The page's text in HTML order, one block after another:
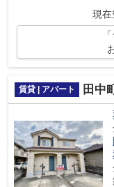
現在
賃貸 | アパート 田中